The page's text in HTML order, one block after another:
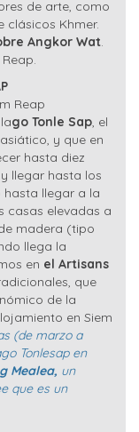
de arte, como
Khmer.
Angkor Wat.
Reap
go Tonle Sap, el
y que en
hasta diez
llegar hasta los
hasta llegar a la
casas elevadas a
madera (tipo
llega la
en el Artisans
que
de la
en Siem
(de marzo a
Tonlesap en
Mealea, un
que es un